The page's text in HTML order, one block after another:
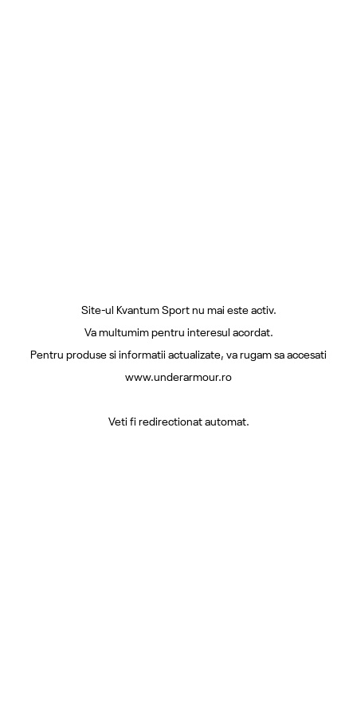
Site-ul Kvantum Sport nu mai este activ.
Va multumim pentru interesul acordat.
Pentru produse si informatii actualizate, va rugam sa accesati
www.underarmour.ro
Veti fi redirectionat automat.